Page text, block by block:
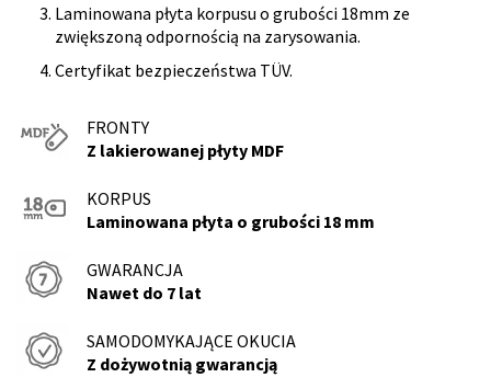
Laminowana płyta korpusu o grubości 18mm ze
zwiększoną odpornością na zarysowania.
Certyfikat bezpieczeństwa TÜV.
FRONTY
Z lakierowanej płyty MDF
KORPUS
Laminowana płyta o grubości 18 mm
GWARANCJA
Nawet do 7 lat
SAMODOMYKAJĄCE OKUCIA
Z dożywotnią gwarancją